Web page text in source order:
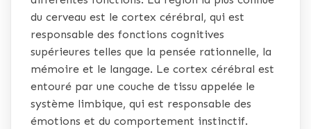
du cerveau est le cortex cérébral, qui est
responsable des fonctions cognitives
supérieures telles que la pensée rationnelle, la
mémoire et le langage. Le cortex cérébral est
entouré par une couche de tissu appelée le
système limbique, qui est responsable des
émotions et du comportement instinctif.